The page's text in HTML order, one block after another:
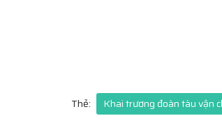
Thẻ: Khai trương đoàn tàu vận